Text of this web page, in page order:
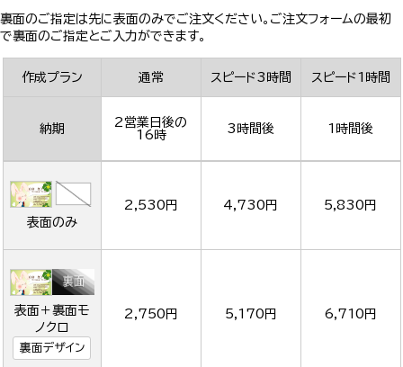
裏面のご指定は先に表面のみでご注文ください。ご注文フォームの最初
で裏面のご指定とご入力ができます。
作成プラン 通常 スピード3時間 スピード1時間
納期
2営業日後の
16時
3時間後 1時間後
表面のみ
2,530円 4,730円 5,830円
表面＋裏面モ
ノクロ
裏面デザイン
2,750円 5,170円 6,710円